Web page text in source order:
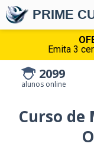
Emita 3
PRIME
2099
alunos online
Curso de